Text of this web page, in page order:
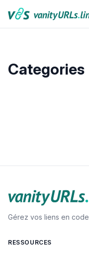
Aller au contenu
Categories
Gérez vos liens en code
RESSOURCES